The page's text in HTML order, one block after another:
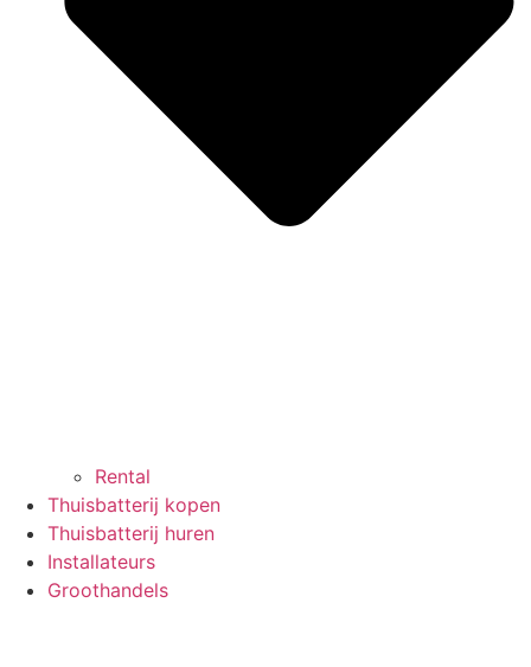
Rental
Thuisbatterij kopen
Thuisbatterij huren
Installateurs
Groothandels